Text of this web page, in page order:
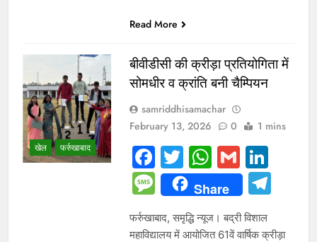
Read More
खेल फर्रुखाबाद
बीवीडीसी की क्रीड़ा प्रतियोगिता में
सोमधीर व क्रांति बनी चैम्पियन
samriddhisamachar
February 13, 2026
0 1 mins
Facebook
TwitterGmail
Message
Share
फर्रुखाबाद, समृद्धि न्यूज। बद्री विशाल
महाविद्यालय में आयोजित 61वें वार्षिक क्रीड़ा